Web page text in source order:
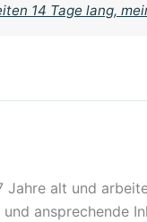
14 Tage lang,
Jahre alt und
ansprechende